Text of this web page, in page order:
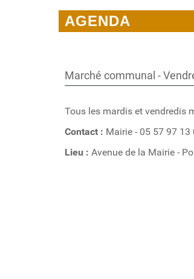
AGENDA
Marché communal -
Tous les mardis et vendredis
Contact : Mairie - 05 57 97 13
Lieu : Avenue de la Mairie -